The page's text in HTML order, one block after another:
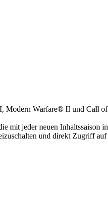
Modern Warfare® II und Call
mit jeder neuen Inhaltssaison
und direkt Zugriff